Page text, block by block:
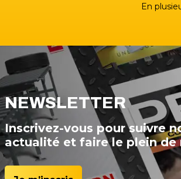
En
NEWSLETTER
Inscrivez-vous pour suivre
actualité et faire le plein de